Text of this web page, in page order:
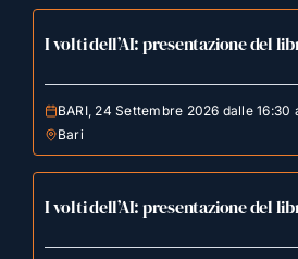
I volti dell’AI: presentazione del
BARI, 24 Settembre 2026 dalle 16:30
Bari
I volti dell’AI: presentazione del